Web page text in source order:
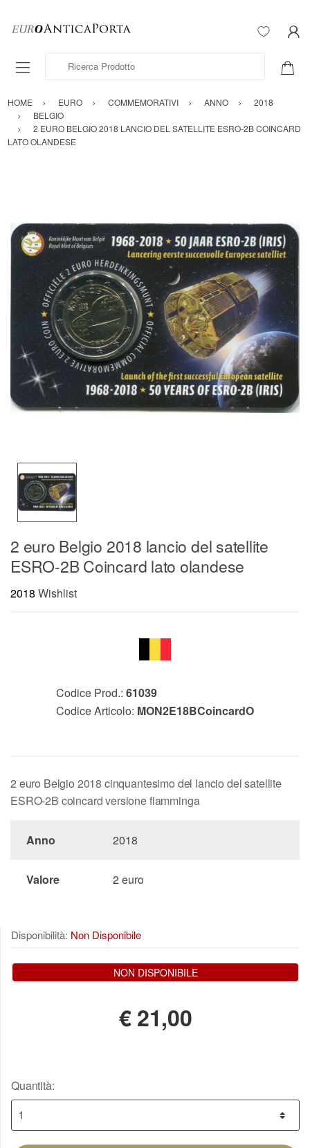
Ricerca Prodotto
HOME EURO COMMEMORATIVI ANNO
2018
BELGIO
2 EURO BELGIO 2018 LANCIO DEL SATELLITE ESRO-2B COINCARD
LATO OLANDESE
2 euro Belgio 2018 lancio del satellite
ESRO-2B Coincard lato olandese
2018 Wishlist
Codice Prod.: 61039
Codice Articolo: MON2E18BCoincardO
2 euro Belgio 2018 cinquantesimo del lancio del satellite
ESRO-2B coincard versione fiamminga
Anno 2018
Valore 2 euro
Disponibilità: Non Disponibile
NON DISPONIBILE
€21,00
Quantità: